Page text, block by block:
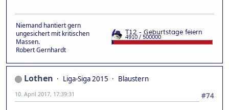
Niemand hantiert gern
ungesichert mit kritischen
Massen.
Robert Gernhardt
Lothen Liga-Siga 2015
Blaustern
#74
10. April 2017, 17:39:31